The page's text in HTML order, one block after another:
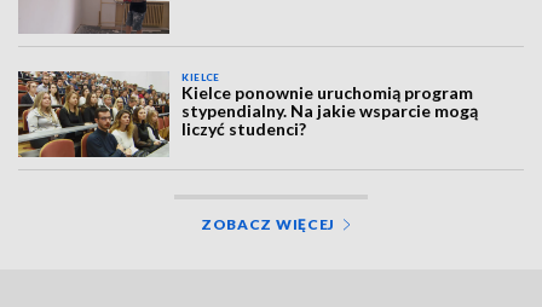
KIELCE
Kielce ponownie uruchomią program
stypendialny. Na jakie wsparcie mogą
liczyć studenci?
ZOBACZ WIĘCEJ